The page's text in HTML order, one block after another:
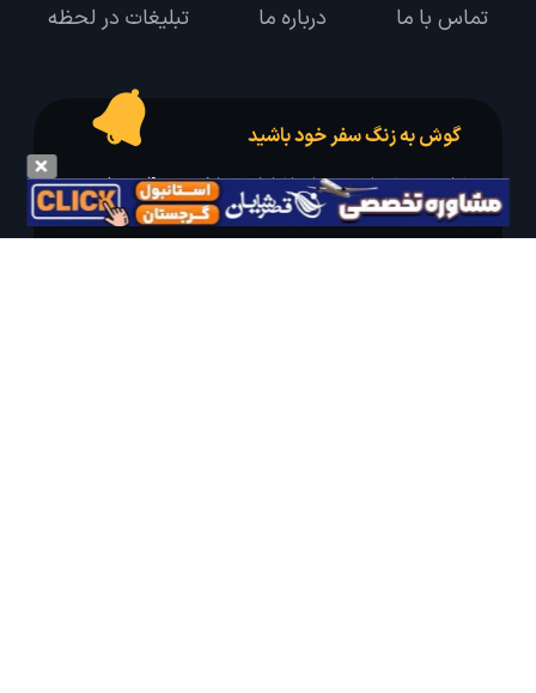
تماس با ما درباره ما تبلیغات در لحظه
گوش به زنگ سفر خود باشید
درخواست سفر خود را در مدت زمان دلخواه ثبت و پیامک بهترین آفر مربوط به تور
درخواستی خود را دریافت نمایید